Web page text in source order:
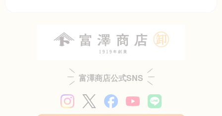
富澤商店公式SNS